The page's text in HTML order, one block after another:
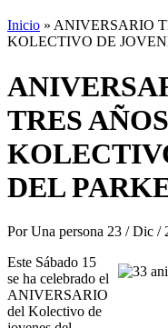
Inicio » ANIVERSARIO
KOLECTIVO DE
TRES
DEL
PorUna persona 23 / Dic /
Este Sábado 15
se ha celebrado el
ANIVERSARIO
del Kolectivo de